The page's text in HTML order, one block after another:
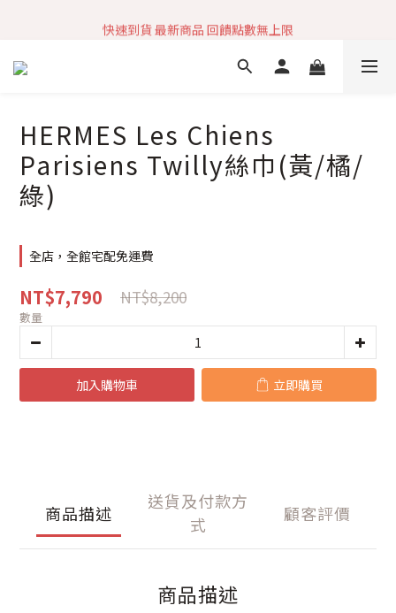
加入社群 獲取最新商品資訊
快速到貨 最新商品 回饋點數無上限
加入社群 獲取最新商品資訊
HERMES Les Chiens
Parisiens Twilly絲巾(黃/橘/
綠)
全店，全館宅配免運費
NT$7,790 NT$8,200
數量
加入購物車 立即購買
商品描述
送貨及付款方
式
顧客評價
商品描述